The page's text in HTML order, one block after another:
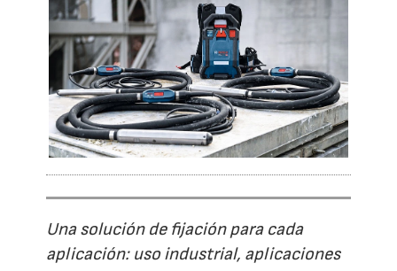
Una solución de fijación para cada
aplicación: uso industrial, aplicaciones